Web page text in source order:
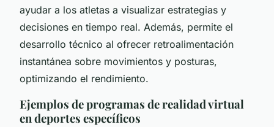
ayudar a los atletas a visualizar estrategias y
decisiones en tiempo real. Además, permite el
desarrollo técnico al ofrecer retroalimentación
instantánea sobre movimientos y posturas,
optimizando el rendimiento.
Ejemplos de programas de realidad virtual
en deportes específicos